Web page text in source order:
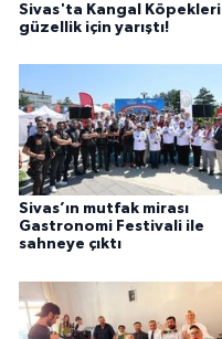
Sivas'ta Kangal Köpekleri
güzellik için yarıştı!
Sivas’ın mutfak mirası
Gastronomi Festivali ile
sahneye çıktı